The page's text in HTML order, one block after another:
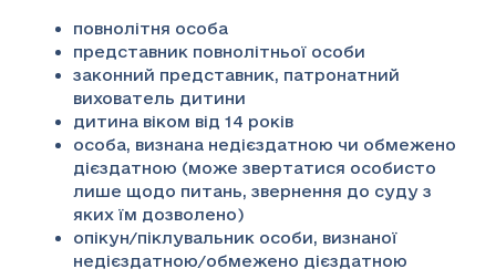
повнолітня особа
представник повнолітньої особи
законний представник, патронатний
вихователь дитини
дитина віком від 14 років
особа, визнана недієздатною чи обмежено
дієздатною (може звертатися особисто
лише щодо питань, звернення до суду з
яких їм дозволено)
опікун/піклувальник особи, визнаної
недієздатною/обмежено дієздатною